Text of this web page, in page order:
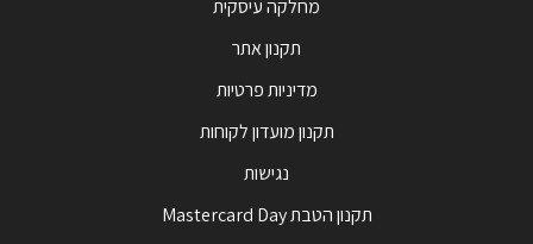
מחלקה עיסקית
תקנון אתר
מדיניות פרטיות
תקנון מועדון לקוחות
נגישות
תקנון הטבת Mastercard Day